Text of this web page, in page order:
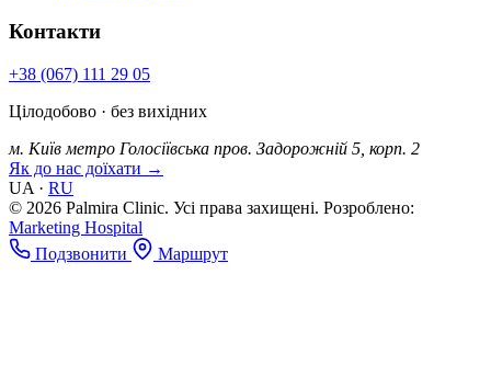
Контакти
+38 (067) 111 29 05
Цілодобово · без вихідних
м. Київ метро Голосіївська пров. Задорожній 5, корп. 2
Як до нас доїхати →
UA · RU
© 2026 Palmira Clinic. Усі права захищені. Розроблено:
Marketing Hospital
Подзвонити
Маршрут